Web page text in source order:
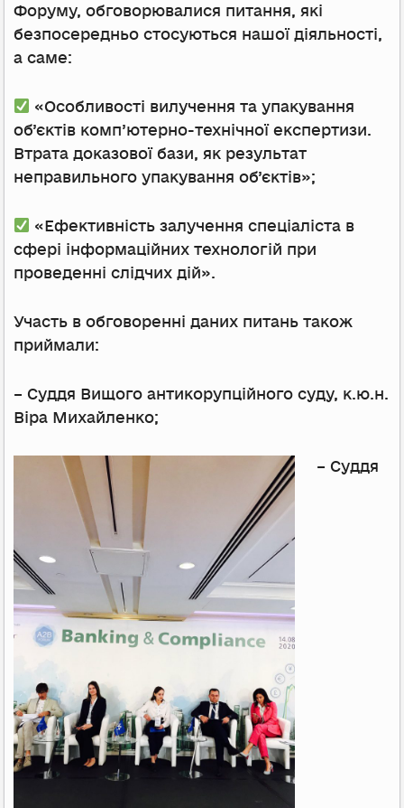
Форуму, обговорювалися питання, які
безпосередньо стосуються нашої діяльності,
а саме:
«Особливості вилучення та упакування
об’єктів комп’ютерно-технічної експертизи.
Втрата доказової бази, як результат
неправильного упакування об’єктів»;
«Ефективність залучення спеціаліста в
сфері інформаційних технологій при
проведенні слідчих дій».
Участь в обговоренні даних питань також
приймали:
– Суддя Вищого антикорупційного суду, к.ю.н.
Віра Михайленко;
– Суддя